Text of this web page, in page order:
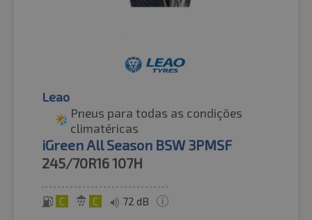
Leao
Pneus para todas as condições
climatéricas
iGreen All Season BSW 3PMSF
245/70R16107H
C C 72 dB